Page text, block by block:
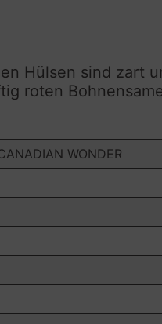
Hülsen sind zart
roten
WONDER